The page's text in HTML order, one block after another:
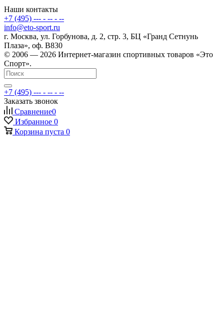
Наши контакты
+7 (495) --- - -- - --
info@eto-sport.ru
г. Москва, ул. Горбунова, д. 2, стр. 3, БЦ «Гранд Сетнунь
Плаза», оф. В830
© 2006 — 2026 Интернет-магазин спортивных товаров «Это
Спорт».
+7 (495) --- - -- - --
Заказать звонок
Сравнение0
Избранное 0
Корзина пуста 0